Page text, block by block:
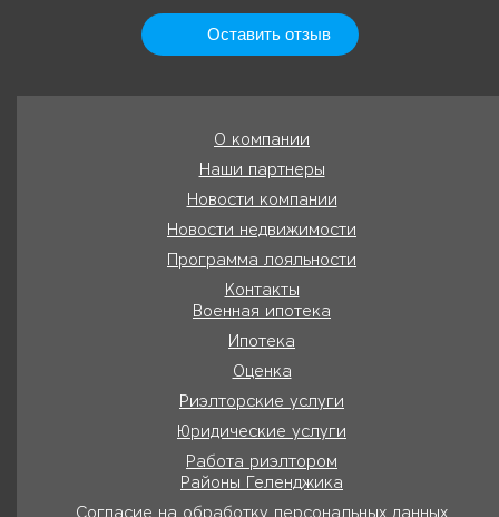
Оставить отзыв
О компании
Наши партнеры
Новости компании
Новости недвижимости
Программа лояльности
Контакты
Военная ипотека
Ипотека
Оценка
Риэлторские услуги
Юридические услуги
Работа риэлтором
Районы Геленджика
Согласие на обработку персональных данных